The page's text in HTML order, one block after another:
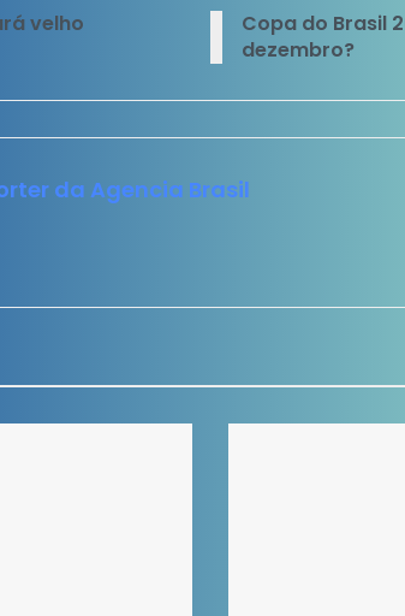
velho
Copa do Brasil
dezembro?
da Agencia Brasil